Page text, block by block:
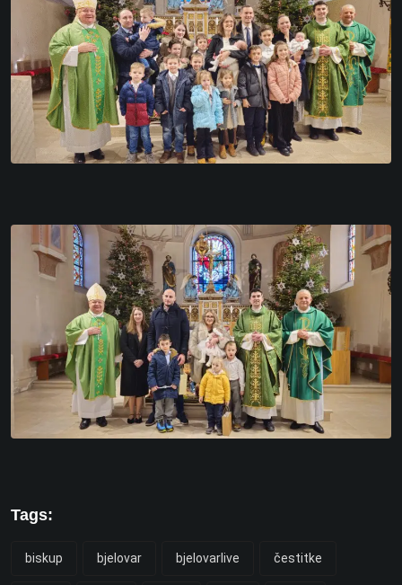
Tags:
biskup bjelovar bjelovarlive čestitke